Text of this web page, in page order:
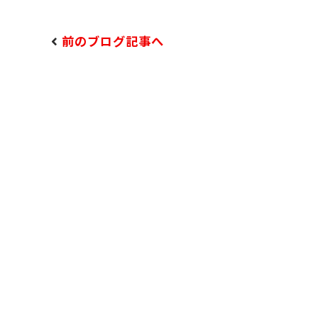
前のブログ記事へ